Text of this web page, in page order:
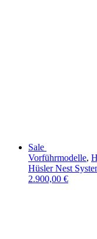
Sale
Vorführmodelle,
Hüsler Nest
2.900,00 €